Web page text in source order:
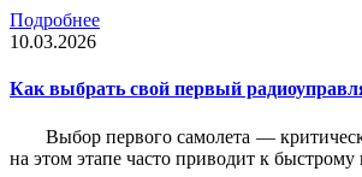
Подробнее
10.03.2026
Как выбрать свой первый
Выбор первого самолета —
на этом этапе часто приводит к